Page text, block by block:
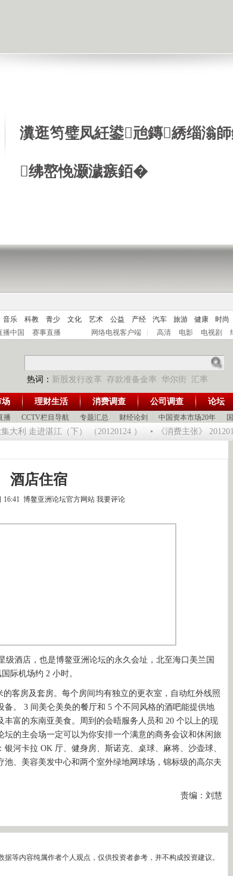
瀵逛笉璧凤紝鍙兘鏄綉缁滃
绋嶅悗灏濊瘯銆�
音乐 科教 青少 文化 艺术 公益 产经 汽车 旅游 健康 时尚
播中国 赛事直播 网络电视客户端 | 高清 电影 电视剧
热词： 新股发行改革 存款准备金率 华尔街 汇率
播 CCTV栏目导航 专题汇总 财经论剑 中国资本市场20年
场 理财生活 消费调查 公司调查 论坛
利 走进湛江（下） （20120124 ） 《消费主张》
酒店住宿
16:41 博鳌亚洲论坛官方网站 我要评论
酒店，也是博鳌亚洲论坛的永久会址，北至海口美兰国
际机场约 2 小时。
客房及套房。每个房间均有独立的更衣室，自动红外线照
。 3 间美仑美奂的餐厅和 5 个不同风格的酒吧能提供地
富的东南亚美食。周到的会晤服务人员和 20 个以上的现
的主会场一定可以为你安排一个满意的商务会议和休闲旅
河卡拉 OK 厅、健身房、斯诺克、桌球、麻将、沙壶球、
、美容美发中心和两个室外绿地网球场，锦标级的高尔夫
责编：刘慧
等内容纯属作者个人观点，仅供投资者参考，并不构成投资建议。